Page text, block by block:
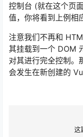
控制台 (就在这个页
值，你将看到上例相
注意我们不再和
其挂载到一个 DOM
对其进行完全控制。
会发生在新创建的
这